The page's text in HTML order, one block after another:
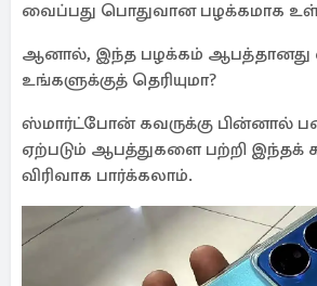
வைப்பது பொதுவான பழக்கமாக
ஆனால், இந்த பழக்கம் ஆபத்தானது
உங்களுக்குத் தெரியுமா?
ஸ்மார்ட்போன் கவருக்கு பின்னால்
ஏற்படும் ஆபத்துகளை பற்றி இந்தக்
விரிவாக பார்க்கலாம்.